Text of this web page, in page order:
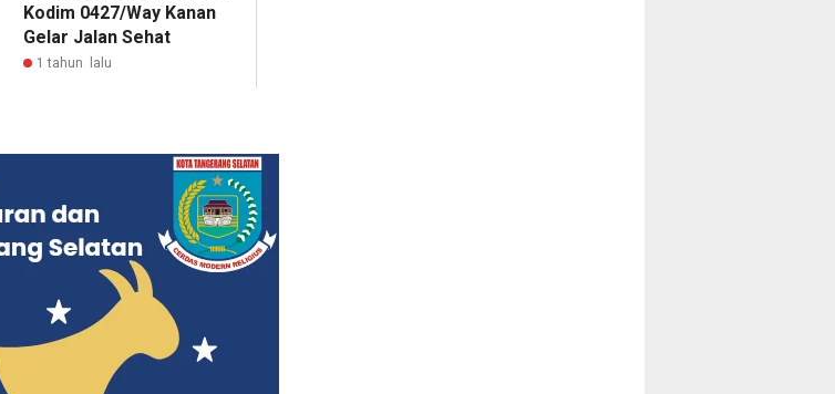
Kodim 0427/Way Kanan
Gelar Jalan Sehat
1 tahun lalu